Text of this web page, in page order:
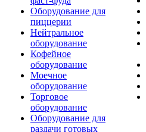
Оборудование для
пиццерии
Нейтральное
оборудование
Кофейное
оборудование
Моечное
оборудование
Торговое
оборудование
Оборудование для
раздачи готовых